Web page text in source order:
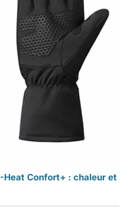
Heat Confort+ : chaleur et